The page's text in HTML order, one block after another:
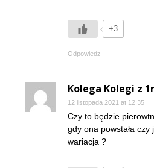
+3
Odpowiedz
Kolega Kolegi z
12 listopada 2021 at 12:35
Czy to będzie
gdy ona powstała czy
wariacja ?